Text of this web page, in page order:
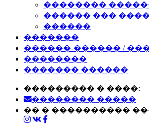
��������
������ ���
������
�������
������-������ /
��������
������� ������
��������� � ����:
�������� �����
�� � ����������